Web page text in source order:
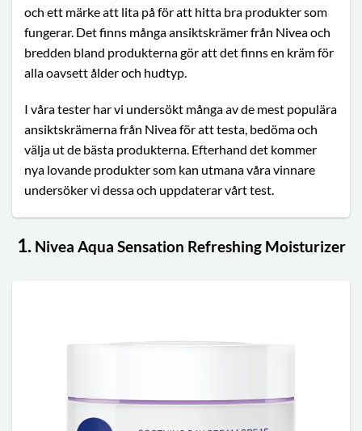
och ett märke att lita på för att hitta bra produkter som
fungerar. Det finns många ansiktskrämer från Nivea och
bredden bland produkterna gör att det finns en kräm för
alla oavsett ålder och hudtyp.
I våra tester har vi undersökt många av de mest populära
ansiktskrämerna från Nivea för att testa, bedöma och
välja ut de bästa produkterna. Efterhand det kommer
nya lovande produkter som kan utmana våra vinnare
undersöker vi dessa och uppdaterar vårt test.
1. Nivea Aqua Sensation Refreshing Moisturizer